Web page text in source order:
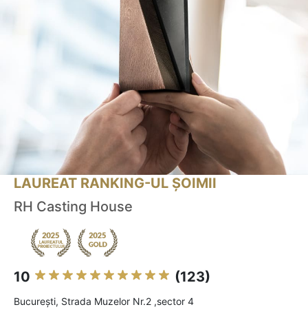
LAUREAT RANKING-UL ȘOIMII
RH Casting House
10 (123)
Bucureşti, Strada Muzelor Nr.2 ,sector 4